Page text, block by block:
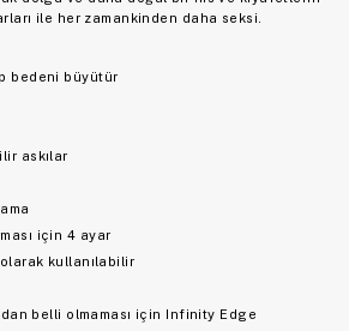
ile her zamankinden daha seksi.
bedeni büyütür
askılar
için 4 ayar
kullanılabilir
belli olmaması için Infinity Edge